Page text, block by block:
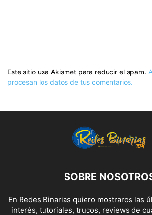
Este sitio usa Akismet para reducir el spam.
procesan los datos de tus comentarios.
SOBRE
En Redes Binarias quiero mostraros las
interés, tutoriales, trucos, reviews de